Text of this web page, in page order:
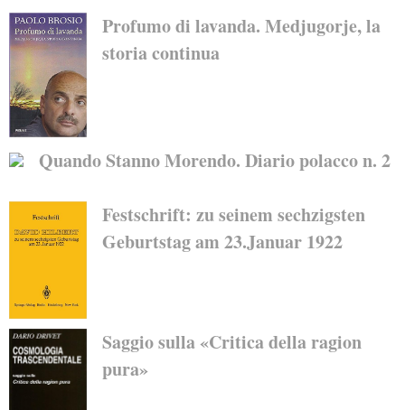
Profumo di lavanda. Medjugorje, la
storia continua
Quando Stanno Morendo. Diario polacco n. 2
Festschrift: zu seinem sechzigsten
Geburtstag am 23.Januar 1922
Saggio sulla «Critica della ragion
pura»